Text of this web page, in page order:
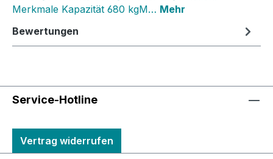
Merkmale Kapazität 680 kgM… Mehr
Bewertungen
Service-Hotline
Vertrag widerrufen